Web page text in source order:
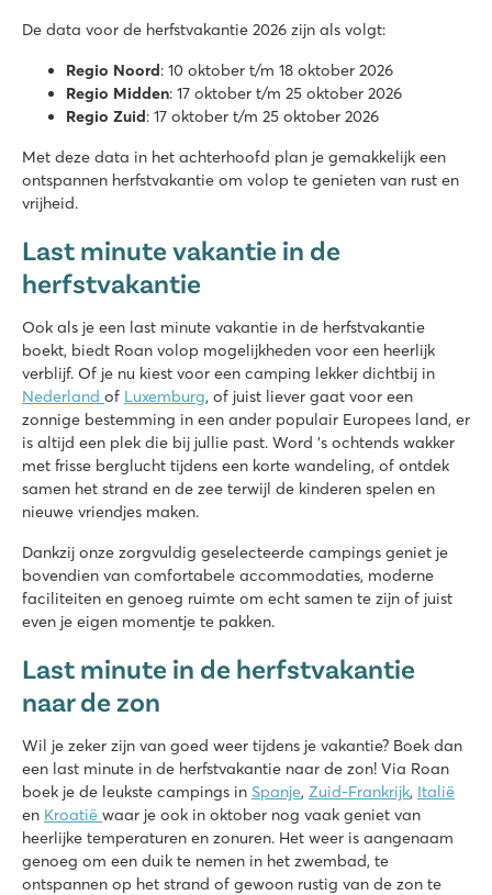
De data voor de herfstvakantie 2026 zijn als volgt:
Regio Noord: 10 oktober t/m 18 oktober 2026
Regio Midden: 17 oktober t/m 25 oktober 2026
Regio Zuid: 17 oktober t/m 25 oktober 2026
Met deze data in het achterhoofd plan je gemakkelijk een
ontspannen herfstvakantie om volop te genieten van rust en
vrijheid.
Last minute vakantie in de
herfstvakantie
Ook als je een last minute vakantie in de herfstvakantie
boekt, biedt Roan volop mogelijkheden voor een heerlijk
verblijf. Of je nu kiest voor een camping lekker dichtbij in
Nederland of Luxemburg, of juist liever gaat voor een
zonnige bestemming in een ander populair Europees land, er
is altijd een plek die bij jullie past. Word ’s ochtends wakker
met frisse berglucht tijdens een korte wandeling, of ontdek
samen het strand en de zee terwijl de kinderen spelen en
nieuwe vriendjes maken.
Dankzij onze zorgvuldig geselecteerde campings geniet je
bovendien van comfortabele accommodaties, moderne
faciliteiten en genoeg ruimte om echt samen te zijn of juist
even je eigen momentje te pakken.
Last minute in de herfstvakantie
naar de zon
Wil je zeker zijn van goed weer tijdens je vakantie? Boek dan
een last minute in de herfstvakantie naar de zon! Via Roan
boek je de leukste campings in Spanje, Zuid-Frankrijk, Italië
en Kroatië waar je ook in oktober nog vaak geniet van
heerlijke temperaturen en zonuren. Het weer is aangenaam
genoeg om een duik te nemen in het zwembad, te
ontspannen op het strand of gewoon rustig van de zon te